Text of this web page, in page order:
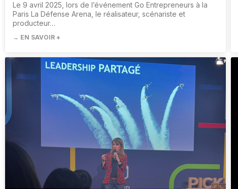
Le 9 avril 2025, lors de l’événement Go Entrepreneurs à la
Paris La Défense Arena, le réalisateur, scénariste et
producteur…
→ EN SAVOIR +